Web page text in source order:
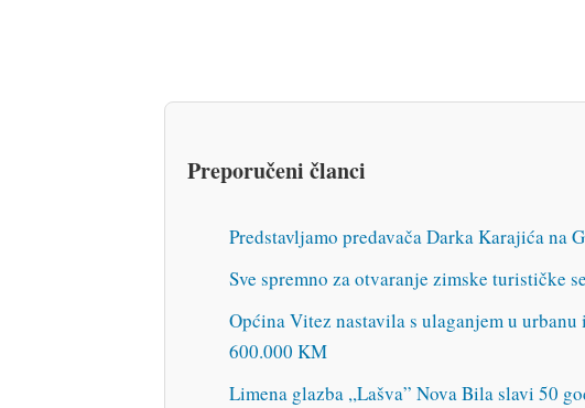
Preporučeni članci
Predstavljamo predavača Darka Karajića na
Sve spremno za otvaranje zimske turističke
Općina Vitez nastavila s ulaganjem u
600.000 KM
Limena glazba ,,Lašva” Nova Bila slavi 50